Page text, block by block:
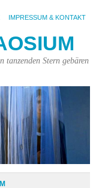
IMPRESSUM & KONTAKT
tanzenden Stern gebären